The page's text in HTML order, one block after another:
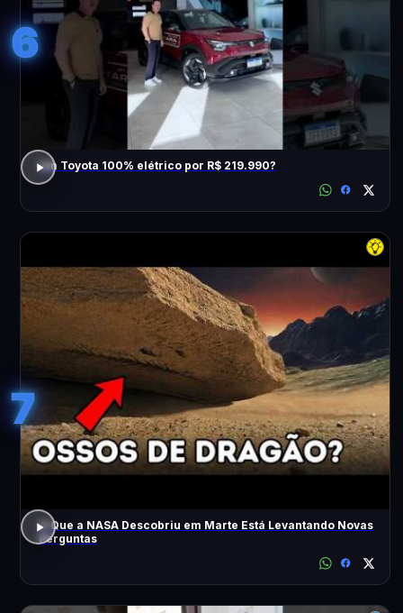
6
Um Toyota 100% elétrico por R$ 219.990?
7
O Que a NASA Descobriu em Marte Está Levantando Novas
Perguntas